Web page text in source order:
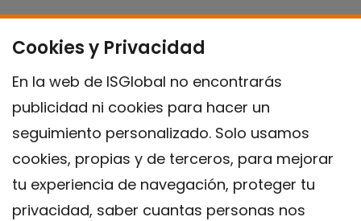
Cookies y Privacidad
En la web de ISGlobal no encontrarás
publicidad ni cookies para hacer un
seguimiento personalizado. Solo usamos
cookies, propias y de terceros, para mejorar
tu experiencia de navegación, proteger tu
privacidad, saber cuantas personas nos